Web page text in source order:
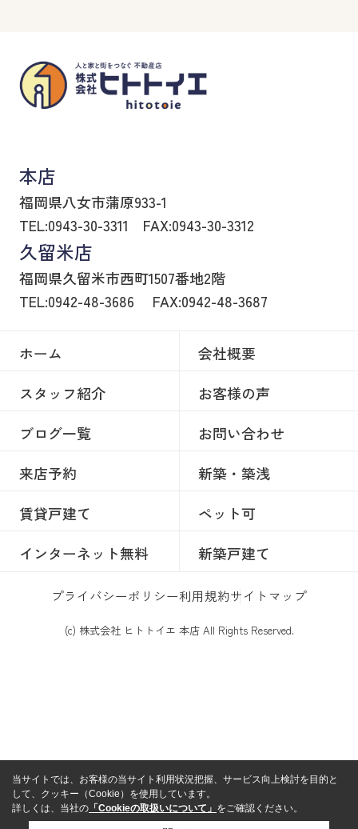
本店
福岡県八女市蒲原933-1
TEL:0943-30-3311
FAX:0943-30-3312
久留米店
福岡県久留米市西町1507番地2階
TEL:0942-48-3686
FAX:0942-48-3687
ホーム
会社概要
スタッフ紹介
お客様の声
ブログ一覧
お問い合わせ
来店予約
新築・築浅
賃貸戸建て
ペット可
インターネット無料
新築戸建て
プライバシーポリシー利用規約サイトマップ
(c) 株式会社 ヒトトイエ 本店 All Rights Reserved.
当サイトでは、お客様の当サイト利用状況把握、サービス向上検討を目的と
して、クッキー（Cookie）を使用しています。
詳しくは、当社の 「Cookieの取扱いについて」 をご確認ください。